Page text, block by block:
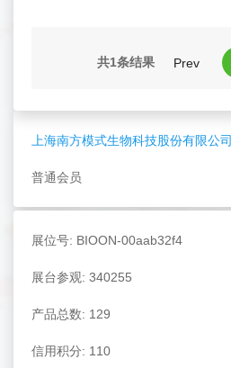
上海南方模式生物科技股份有限公司
普通会员
展位号: BIOON-00aab32f4
展台参观: 340255
产品总数: 129
信用积分: 110
共1条结果 Prev